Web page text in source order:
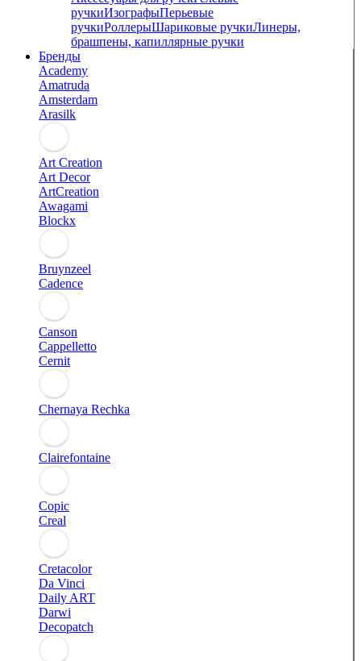
ручкиИзографыПерьевые
ручкиРоллерыШариковые ручкиЛинеры,
брашпены, капиллярные ручки
Бренды
Academy
Amatruda
Amsterdam
Arasilk
Art Creation
Art Decor
ArtCreation
Awagami
Blockx
Bruynzeel
Cadence
Canson
Cappelletto
Cernit
Chernaya Rechka
Clairefontaine
Copic
Creal
Cretacolor
Da Vinci
Daily ART
Darwi
Decopatch